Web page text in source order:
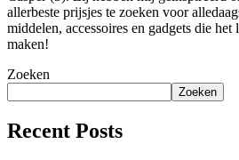
allerbeste prijsjes te zoeken voor
middelen, accessoires en gadgets die
maken!
Zoeken
Zoeken
Recent Posts